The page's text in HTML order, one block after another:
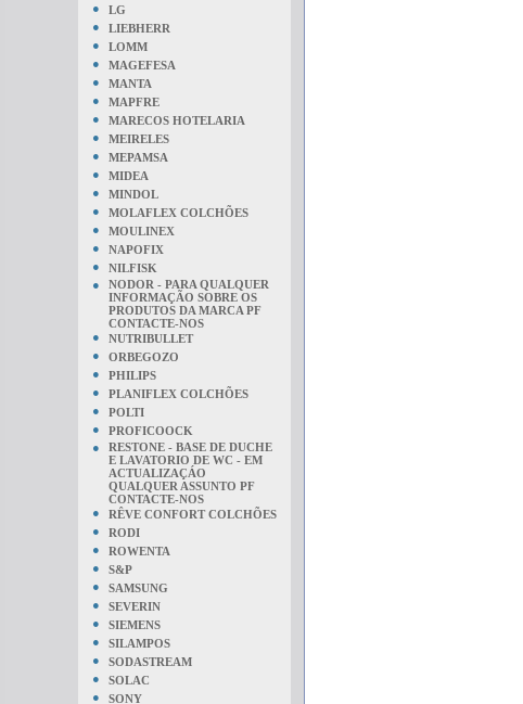
●
LG
●
LIEBHERR
●
LOMM
●
MAGEFESA
●
MANTA
●
MAPFRE
●
MARECOS HOTELARIA
●
MEIRELES
●
MEPAMSA
●
MIDEA
●
MINDOL
●
MOLAFLEX COLCHÕES
●
MOULINEX
●
NAPOFIX
●
NILFISK
●
NODOR - PARA QUALQUER
INFORMAÇÃO SOBRE OS
PRODUTOS DA MARCA PF
CONTACTE-NOS
●
NUTRIBULLET
●
ORBEGOZO
●
PHILIPS
●
PLANIFLEX COLCHÕES
●
POLTI
●
PROFICOOCK
●
RESTONE - BASE DE DUCHE
E LAVATORIO DE WC - EM
ACTUALIZAÇÁO
QUALQUER ASSUNTO PF
CONTACTE-NOS
●
RÊVE CONFORT COLCHÕES
●
RODI
●
ROWENTA
●
S&P
●
SAMSUNG
●
SEVERIN
●
SIEMENS
●
SILAMPOS
●
SODASTREAM
●
SOLAC
●
SONY